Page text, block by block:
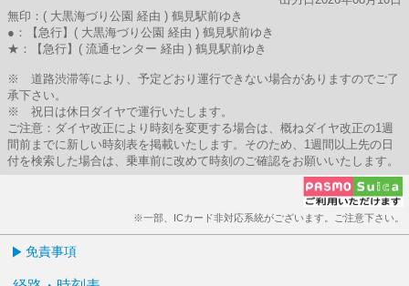
無印：( 大黒海づり公園 経由 ) 鶴見駅前ゆき
●：【急行】( 大黒海づり公園 経由 ) 鶴見駅前ゆき
★：【急行】( 流通センター 経由 ) 鶴見駅前ゆき
※ 道路渋滞等により、予定どおり運行できない場合がありますのでご了
承下さい。
※ 祝日は休日ダイヤで運行いたします。
ご注意：ダイヤ改正により時刻を変更する場合は、概ねダイヤ改正の1週
間前までに新しい時刻表を掲載いたします。そのため、1週間以上先の日
付を検索した場合は、乗車前に改めて時刻のご確認をお願いいたします。
※一部、ICカード非対応系統がございます。ご注意下さい。
免責事項